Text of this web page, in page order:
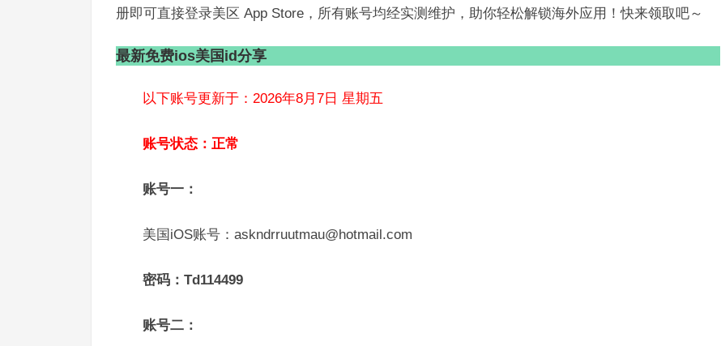
册即可直接登录美区 App Store，所有账号均经实测维护，助你轻松解锁海外应用！快来领取吧～
最新免费ios美国id分享
以下账号更新于：2026年8月7日 星期五
账号状态：正常
账号一：
美国iOS账号：askndrruutmau@hotmail.com
密码：Td114499
账号二：